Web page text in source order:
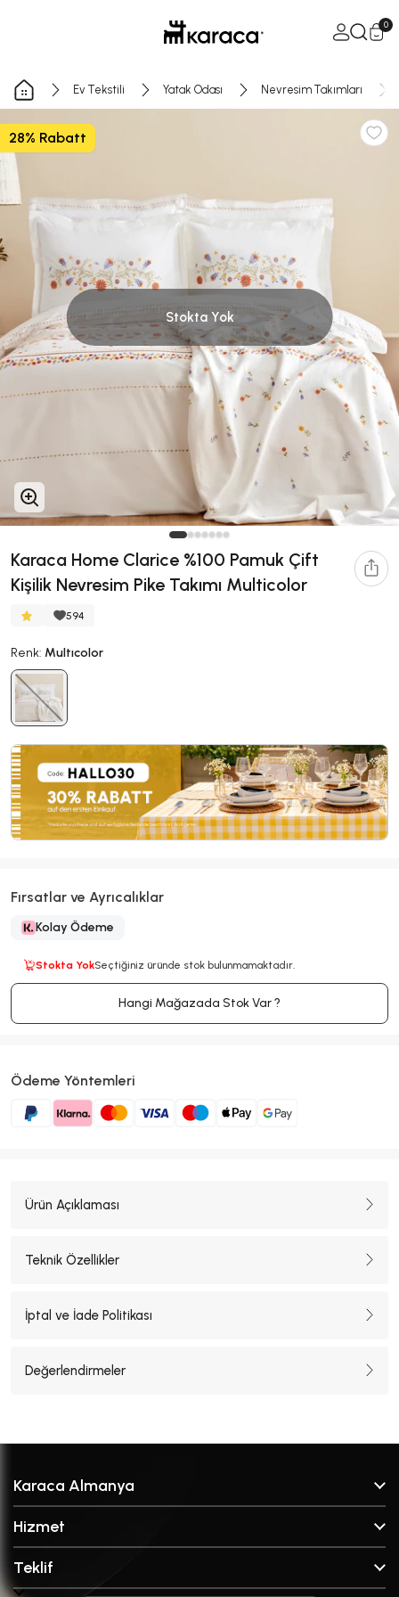
Sepeti
0
Ev Tekstili Yatak Odası Nevresim Takımları
28% Rabatt
Stokta Yok
Karaca Home Clarice %100 Pamuk Çift
Kişilik Nevresim Pike Takımı Multicolor
594
Renk: Multıcolor
Fırsatlar ve Ayrıcalıklar
Kolay Ödeme
Stokta YokSeçtiğiniz üründe stok bulunmamaktadır.
Hangi Mağazada Stok Var ?
Ödeme Yöntemleri
Ürün Açıklaması
Teknik Özellikler
İptal ve İade Politikası
Değerlendirmeler
Karaca Almanya
Hakkımızda
Markalar
Kırık Parça Talep Formu
Hizmet
SSS
Teklif